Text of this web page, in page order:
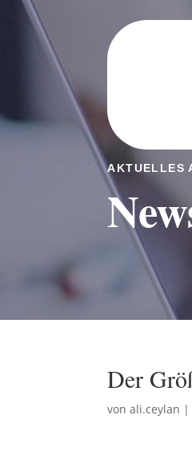
AKTUELLES
Der
vonali.ceylan |